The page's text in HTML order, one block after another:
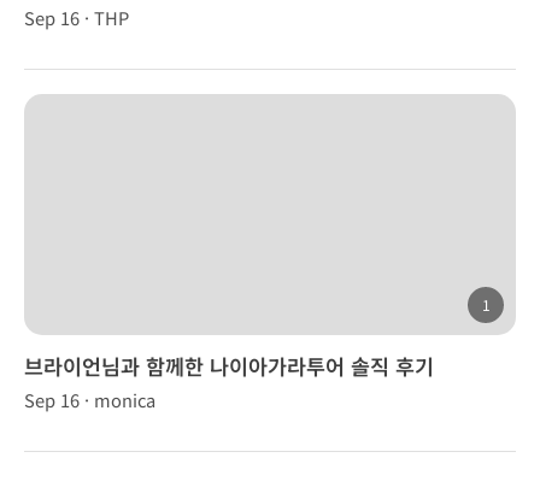
Sep 16 · THP
1
브라이언님과 함께한 나이아가라투어 솔직 후기
Sep 16 · monica